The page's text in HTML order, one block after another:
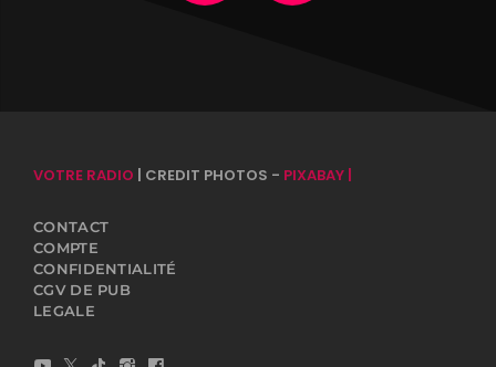
VOTRE RADIO | CREDIT PHOTOS - PIXABAY |
CONTACT
COMPTE
CONFIDENTIALITÉ
CGV DE PUB
LEGALE